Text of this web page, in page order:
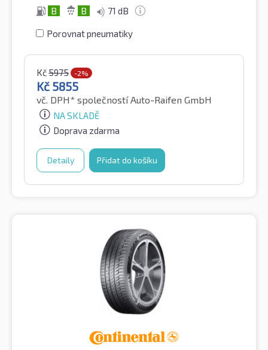
B B 71 dB
Porovnat pneumatiky
Kč5975 -2%
Kč 5855
vč. DPH* společností Auto-Raifen GmbH
NA SKLADĚ
Doprava zdarma
Detaily Přidat do košíku